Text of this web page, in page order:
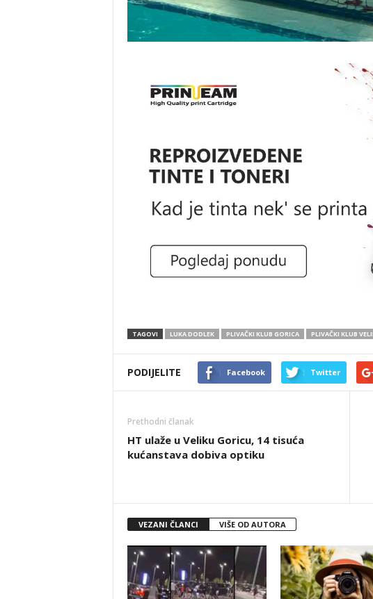
TAGOVI LUKA DODLEK PLIVAČKI KLUB GORICA PLIVAČKI KLUB
PODIJELITE Facebook Twitter
Prethodni članak
HT ulaže u Veliku Goricu, 14 tisuća
kućanstava dobiva optiku
VEZANI ČLANCI VIŠE OD AUTORA